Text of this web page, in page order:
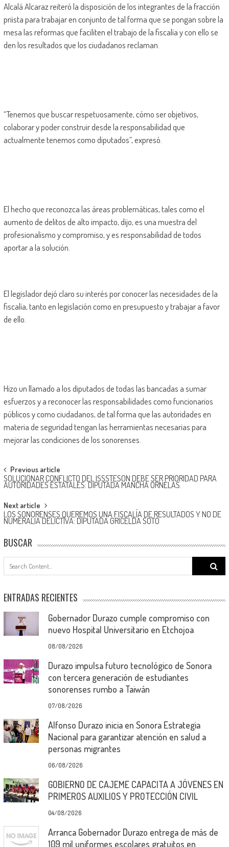
Alcalá Alcaraz reiteró la disposición de los integrantes de la fracción
priista para trabajar en conjunto de tal forma que se pongan sobre la
mesa las reformas que faciliten el trabajo de la fiscalía y con ello se
den los resultados que los ciudadanos reclaman.
“Tenemos que buscar respetuosamente, cómo ser objetivos,
colaborar y poder construir desde la responsabilidad que
actualmente tenemos como diputados”, expresó.
El hecho que reconozca las áreas problemáticas, tales como el
aumento de delitos de alto impacto, dijo, es una muestra del
profesionalismo y compromiso, y es responsabilidad de todos
aportar a la solución.
El legislador dejó claro su interés por conocer las necesidades de la
fiscalía, tanto en legislación como en presupuesto y trabajar a favor
de ello.
Hizo un llamado a los diputados de todas las bancadas a sumar
esfuerzos y a reconocer las responsabilidades como funcionarios
públicos y como ciudadanos, de tal forma que las autoridades en
materia de seguridad tengan las herramientas necesarias para
mejorar las condiciones de los sonorenses.
Post
navigation
Previous article
SOLUCIONAR CONFLICTO DEL ISSSTESON DEBE SER PRIORIDAD PARA
AUTORIDADES ESTATALES: DIPUTADA MANCHA ORNELAS.
Next article
LOS SONORENSES QUEREMOS UNA FISCALÍA DE RESULTADOS Y NO DE
NUMERALIA DELICTIVA: DIPUTADA GRICELDA SOTO
BUSCAR
Search
for:
ENTRADAS RECIENTES
Gobernador Durazo cumple compromiso con
nuevo Hospital Universitario en Etchojoa
08/08/2026
Durazo impulsa futuro tecnológico de Sonora
con tercera generación de estudiantes
sonorenses rumbo a Taiwán
07/08/2026
Alfonso Durazo inicia en Sonora Estrategia
Nacional para garantizar atención en salud a
personas migrantes
06/08/2026
GOBIERNO DE CAJEME CAPACITA A JÓVENES EN
PRIMEROS AUXILIOS Y PROTECCIÓN CIVIL
04/08/2026
Arranca Gobernador Durazo entrega de más de
109 mil uniformes escolares gratuitos en